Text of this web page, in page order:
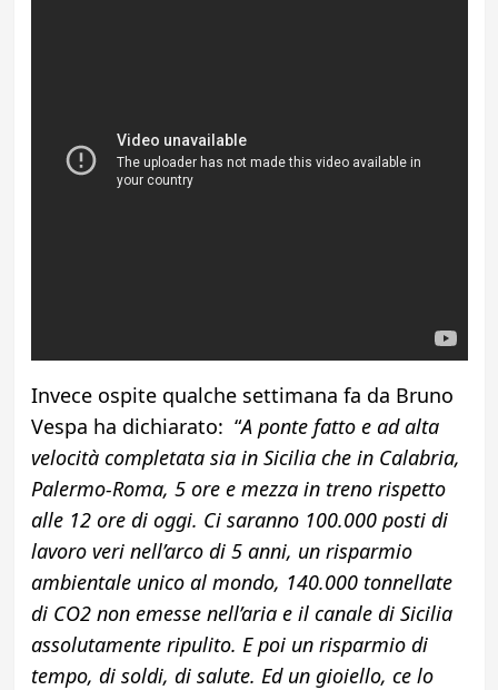
Invece ospite qualche settimana fa da Bruno
Vespa ha dichiarato: “A ponte fatto e ad alta
velocità completata sia in Sicilia che in Calabria,
Palermo-Roma, 5 ore e mezza in treno rispetto
alle 12 ore di oggi. Ci saranno 100.000 posti di
lavoro veri nell’arco di 5 anni, un risparmio
ambientale unico al mondo, 140.000 tonnellate
di CO2 non emesse nell’aria e il canale di Sicilia
assolutamente ripulito. E poi un risparmio di
tempo, di soldi, di salute. Ed un gioiello, ce lo